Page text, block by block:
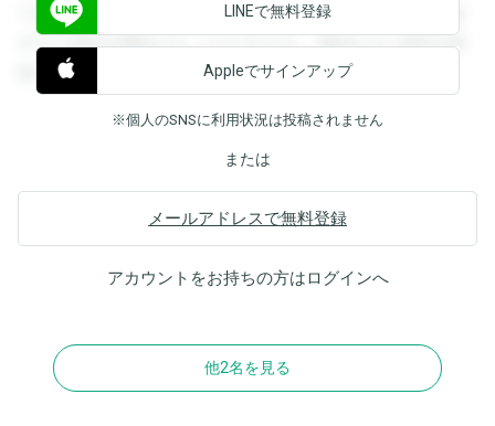
できます。登録すると回答を閲覧することができます。登録
すると回答を閲覧することができます。登録すると回答を閲
覧することができます。
LINEで無料登録
Appleでサインアップ
※個人のSNSに利用状況は投稿されません
または
メールアドレスで無料登録
アカウントをお持ちの方はログインへ
他2名を見る